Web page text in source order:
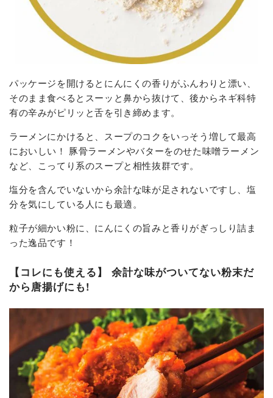
パッケージを開けるとにんにくの香りがふんわりと漂い、
そのまま食べるとスーッと鼻から抜けて、後からネギ科特
有の辛みがピリッと舌を引き締めます。
ラーメンにかけると、スープのコクをいっそう増して最高
においしい！ 豚骨ラーメンやバターをのせた味噌ラーメン
など、こってり系のスープと相性抜群です。
塩分を含んでいないから余計な味が足されないですし、塩
分を気にしている人にも最適。
粒子が細かい粉に、にんにくの旨みと香りがぎっしり詰ま
った逸品です！
【コレにも使える】 余計な味がついてない粉末だ
から唐揚げにも!